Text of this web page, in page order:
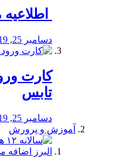
دسامبر 25, 2019
کارت
تابس
دسامبر 25, 2019
آموزش و پرورش